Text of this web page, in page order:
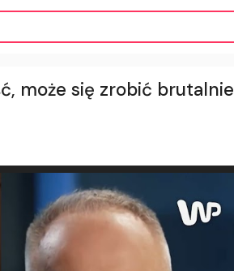
może się zrobić brutalnie